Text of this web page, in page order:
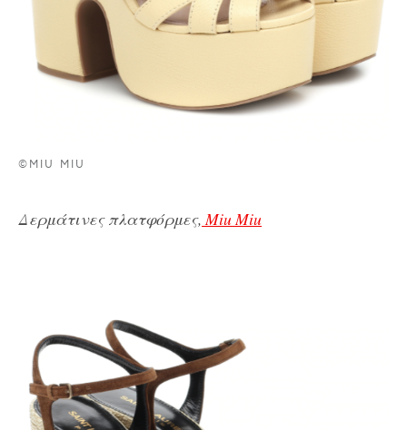
©MIU MIU
Δερμάτινες πλατφόρμες, Miu Miu